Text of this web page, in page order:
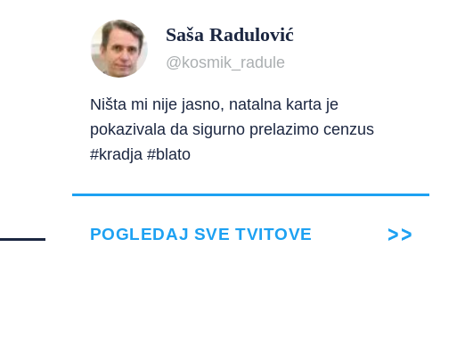
Saša Radulović
@kosmik_radule
Ništa mi nije jasno, natalna karta je
pokazivala da sigurno prelazimo cenzus
#kradja #blato
POGLEDAJ SVE TVITOVE